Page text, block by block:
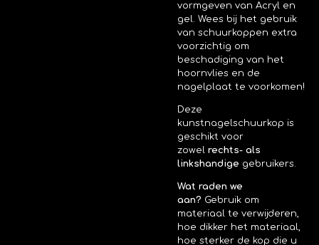
vormgeven van Acryl en
gel. Wees bij het gebruik
van schuurkoppen extra
voorzichtig om
beschadiging van het
hoornvlies en de
nagelplaat te voorkomen!
Deze
kunstnagelschuurkop is
geschikt voor
zowel rechts- als
linkshandige gebruikers.
Wat raden we
aan? Gebruik om
materiaal te verwijderen,
hoe dikker het materiaal,
hoe sterker de kop die u